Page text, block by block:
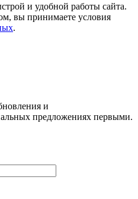
и удобной работы сайта.
вы принимаете условия
.
и
предложениях первыми.